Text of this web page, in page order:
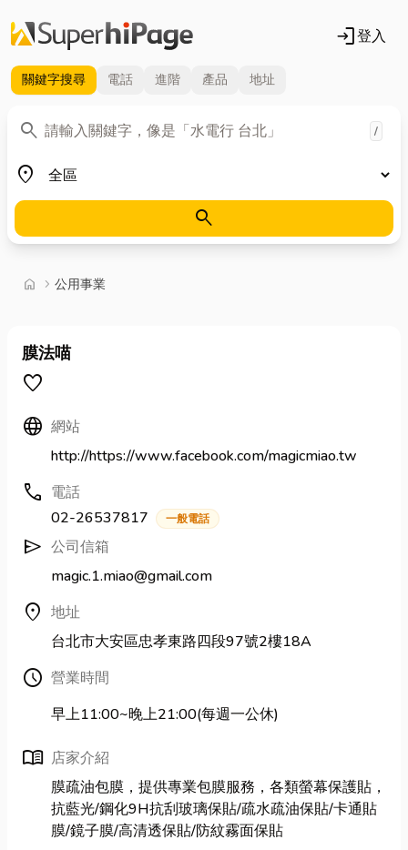
login登入
關鍵字搜尋 電話 進階 產品 地址
search
關鍵字 /
place
地區
search
home chevron_right 首頁
公用事業
膜法喵
favorite
Language 網站
http://https://www.facebook.com/magicmiao.tw
call 電話
02-26537817
一般電話
send 公司信箱
magic.1.miao@gmail.com
location_on 地址
台北市大安區忠孝東路四段97號2樓18A
Schedule 營業時間
早上11:00~晚上21:00(每週一公休)
menu_book 店家介紹
膜疏油包膜，提供專業包膜服務，各類螢幕保護貼，
抗藍光/鋼化9H抗刮玻璃保貼/疏水疏油保貼/卡通貼
膜/鏡子膜/高清透保貼/防紋霧面保貼